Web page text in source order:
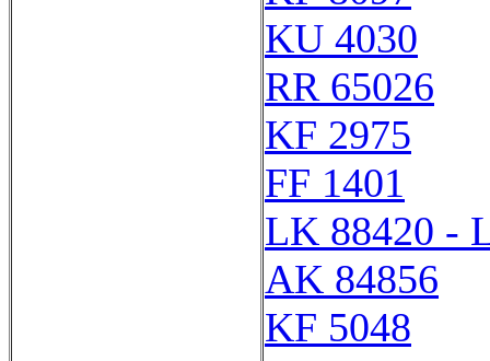
KU 4030
RR 65026
KF 2975
FF 1401
LK 88420 -
AK 84856
KF 5048